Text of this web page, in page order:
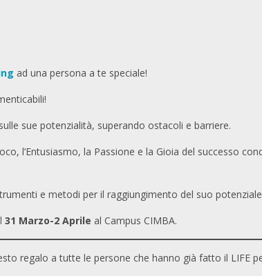
ad una persona a te speciale!
sue potenzialità, superando ostacoli e barriere.
l’Entusiasmo, la Passione e la Gioia del successo
e metodi per il raggiungimento del suo
31 Marzo-2 Aprile al Campus CIMBA.
regalo a tutte le persone che hanno già fatto il LIFE